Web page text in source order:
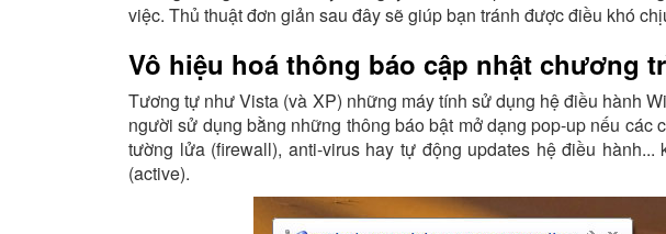
việc. Thủ thuật đơn giản sau đây sẽ giúp bạn tránh được điều khó
Vô hiệu hoá thông báo cập nhật chương
Tương tự như Vista (và XP) những máy tính sử dụng hệ điều hành
người sử dụng bằng những thông báo bật mở dạng pop-up nếu các
tường lửa (firewall), anti-virus hay tự động updates hệ điều
(active).